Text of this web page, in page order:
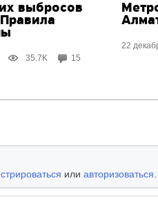
выбросов
35.7K 15
22
или авторизоваться.